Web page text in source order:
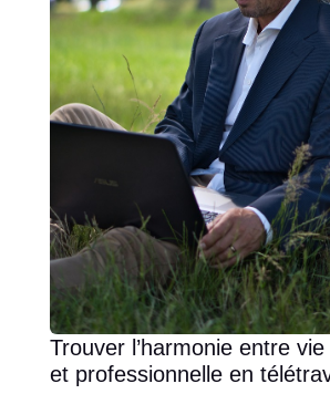
Trouver l’harmonie entre
et professionnelle en